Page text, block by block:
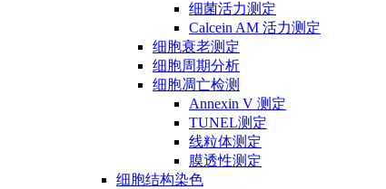
细菌活力测定
Calcein AM 活力测定
细胞衰老测定
细胞周期分析
细胞凋亡检测
Annexin V 测定
TUNEL测定
线粒体测定
膜透性测定
细胞结构染色